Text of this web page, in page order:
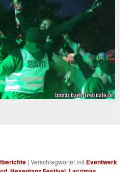
|Verschlagwortet mit Eventwerk